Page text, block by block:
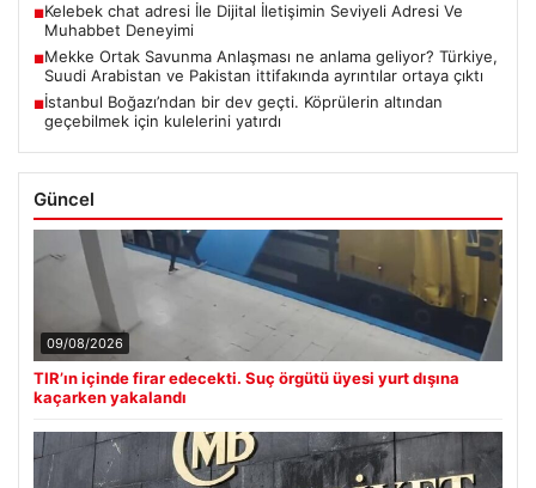
■Kelebek chat adresi İle Dijital İletişimin Seviyeli Adresi Ve
Muhabbet Deneyimi
■Mekke Ortak Savunma Anlaşması ne anlama geliyor? Türkiye,
Suudi Arabistan ve Pakistan ittifakında ayrıntılar ortaya çıktı
■İstanbul Boğazı’ndan bir dev geçti. Köprülerin altından
geçebilmek için kulelerini yatırdı
Güncel
09/08/2026
TIR’ın içinde firar edecekti. Suç örgütü üyesi yurt dışına
kaçarken yakalandı